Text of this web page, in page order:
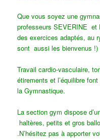
Que vous soyez une
professeurs SEVERINE et
des exercices adaptés, au
sont aussi les bienvenus !)
Travail cardio-vasculaire,
étirements et l’équilibre
la Gymnastique.
La section gym dispose
haltères, petits et gros
.N’hésitez pas à apporter